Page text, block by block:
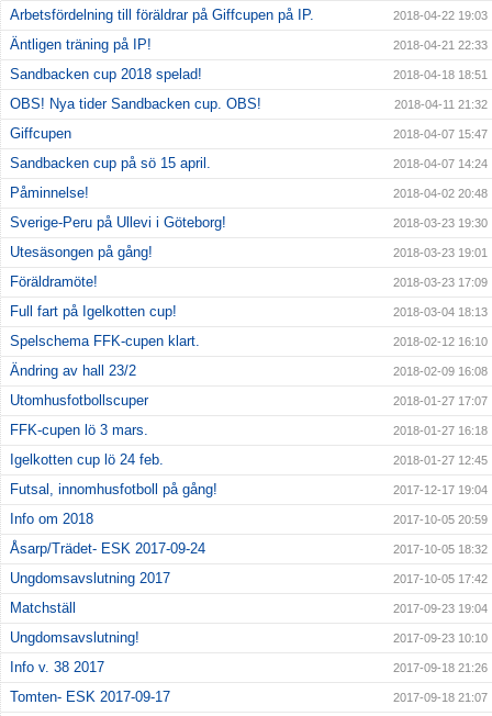
Arbetsfördelning till föräldrar på Giffcupen på IP. 2018-04-22 19:03
Äntligen träning på IP! 2018-04-21 22:33
Sandbacken cup 2018 spelad! 2018-04-18 18:51
OBS! Nya tider Sandbacken cup. OBS! 2018-04-11 21:32
Giffcupen 2018-04-07 15:47
Sandbacken cup på sö 15 april. 2018-04-07 14:24
Påminnelse! 2018-04-02 20:48
Sverige-Peru på Ullevi i Göteborg! 2018-03-23 19:30
Utesäsongen på gång! 2018-03-23 19:01
Föräldramöte! 2018-03-23 17:09
Full fart på Igelkotten cup! 2018-03-04 18:13
Spelschema FFK-cupen klart. 2018-02-12 16:10
Ändring av hall 23/2 2018-02-09 16:08
Utomhusfotbollscuper 2018-01-27 17:07
FFK-cupen lö 3 mars. 2018-01-27 16:18
Igelkotten cup lö 24 feb. 2018-01-27 12:45
Futsal, innomhusfotboll på gång! 2017-12-17 19:04
Info om 2018 2017-10-05 20:59
Åsarp/Trädet- ESK 2017-09-24 2017-10-05 18:32
Ungdomsavslutning 2017 2017-10-05 17:42
Matchställ 2017-09-23 19:04
Ungdomsavslutning! 2017-09-23 10:10
Info v. 38 2017 2017-09-18 21:26
Tomten- ESK 2017-09-17 2017-09-18 21:07